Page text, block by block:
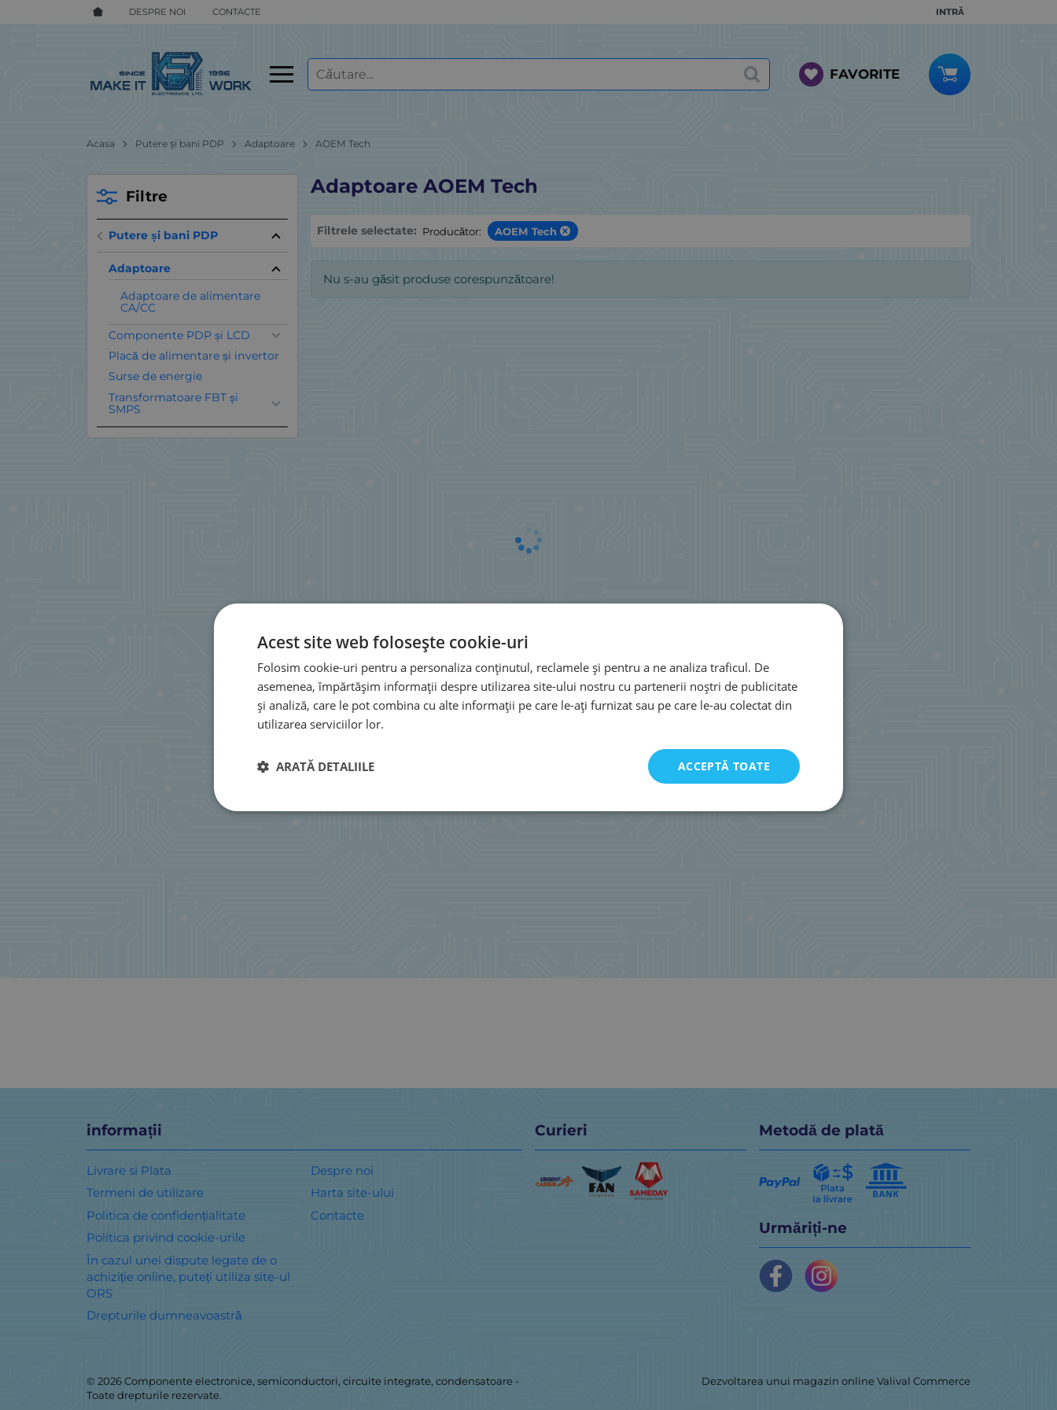
DESPRE NOI CONTACTE INTRĂ
FAVORITE
Acasa Putere și bani PDP Adaptoare AOEM Tech
Adaptoare AOEM Tech
Filtrele selectate: Producător: AOEM Tech
Nu s-au găsit produse corespunzătoare!
Filtre
Putere și bani PDP
Adaptoare
Adaptoare de alimentare
CA/CC
Componente PDP și LCD
Placă de alimentare și invertor
Surse de energie
Transformatoare FBT și
SMPS
informații
Livrare si Plata
Termeni de utilizare
Politica de confidențialitate
Politica privind cookie-urile
În cazul unei dispute legate de o
achiziție online, puteți utiliza site-ul
ORS
Drepturile dumneavoastră
Despre noi
Harta site-ului
Contacte
Curieri Metodă de plată
Urmăriți-ne
© 2026Componente electronice, semiconductori, circuite integrate, condensatoare -
Toate drepturile rezervate.
Dezvoltarea unui magazin onlineValival Commerce
Acest site web folosește cookie-uri
Folosim cookie-uri pentru a personaliza conținutul, reclamele și pentru a ne analiza traficul. De
asemenea, împărtășim informații despre utilizarea site-ului nostru cu partenerii noștri de publicitate
și analiză, care le pot combina cu alte informații pe care le-ați furnizat sau pe care le-au colectat din
utilizarea serviciilor lor.
ACCEPTĂ TOATE
ARATĂ DETALIILE